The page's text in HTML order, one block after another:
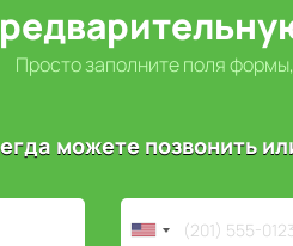
Просто заполните поля
можете позвонить